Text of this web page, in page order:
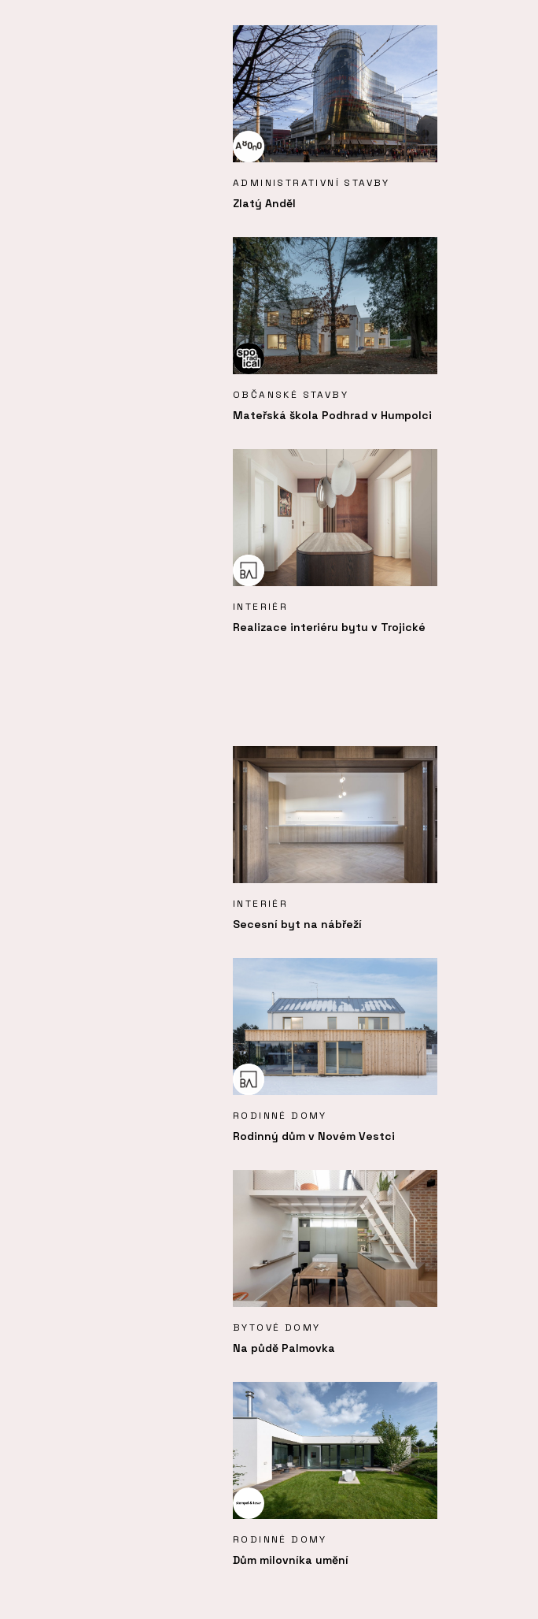
ADMINISTRATIVNÍ STAVBY
Zlatý Anděl
OBČANSKÉ STAVBY
Mateřská škola Podhrad v Humpolci
INTERIÉR
Realizace interiéru bytu v Trojické
INTERIÉR
Secesní byt na nábřeží
RODINNÉ DOMY
Rodinný dům v Novém Vestci
BYTOVÉ DOMY
Na půdě Palmovka
RODINNÉ DOMY
Dům milovníka umění